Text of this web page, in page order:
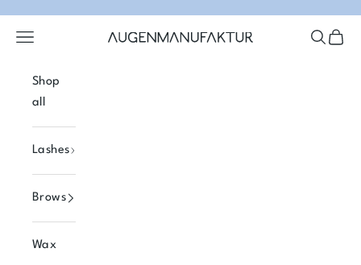
Augenmanufaktur
Open navigation menu Open
Shop
all
Lashes
Brows
Wax